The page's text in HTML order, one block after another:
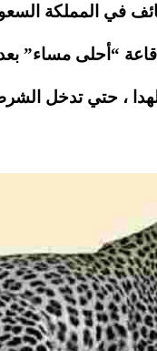
في المملكة
قاعة “أحلى مساء”
، حتي تدخل